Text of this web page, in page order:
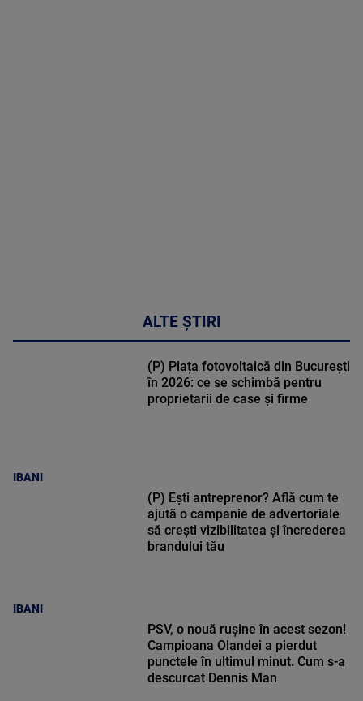
ALTE ȘTIRI
IBANI
(P) Piața fotovoltaică din București
în 2026: ce se schimbă pentru
proprietarii de case și firme
IBANI
(P) Ești antreprenor? Află cum te
ajută o campanie de advertoriale
să crești vizibilitatea și încrederea
brandului tău
PSV, o nouă rușine în acest sezon!
Campioana Olandei a pierdut
punctele în ultimul minut. Cum s-a
descurcat Dennis Man